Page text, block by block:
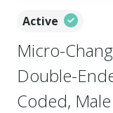
Active
Micro-
Double-
Coded,